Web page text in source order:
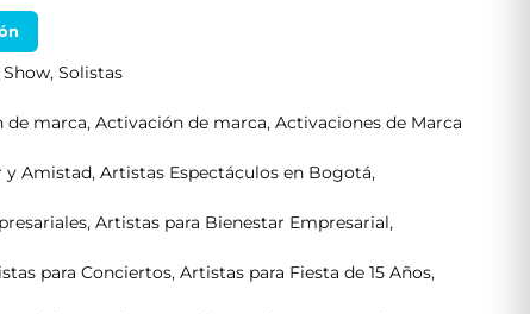
Show,Solistas
de marca,Activación de marca,Activaciones de Marca
y Amistad,Artistas Espectáculos en Bogotá,
,Artistas para Bienestar Empresarial,
para Conciertos,Artistas para Fiesta de 15 Años,